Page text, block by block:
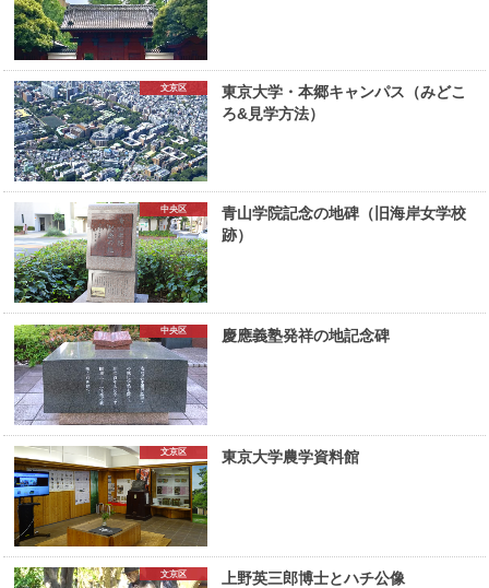
文京区
東京大学・本郷キャンパス（みどこ
ろ&見学方法）
中央区
青山学院記念の地碑（旧海岸女学校
跡）
中央区 慶應義塾発祥の地記念碑
文京区 東京大学農学資料館
文京区 上野英三郎博士とハチ公像